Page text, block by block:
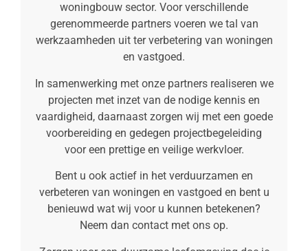
woningbouw sector. Voor verschillende
gerenommeerde partners voeren we tal van
werkzaamheden uit ter verbetering van woningen
en vastgoed.
In samenwerking met onze partners realiseren we
projecten met inzet van de nodige kennis en
vaardigheid, daarnaast zorgen wij met een goede
voorbereiding en gedegen projectbegeleiding
voor een prettige en veilige werkvloer.
Bent u ook actief in het verduurzamen en
verbeteren van woningen en vastgoed en bent u
benieuwd wat wij voor u kunnen betekenen?
Neem dan contact met ons op.